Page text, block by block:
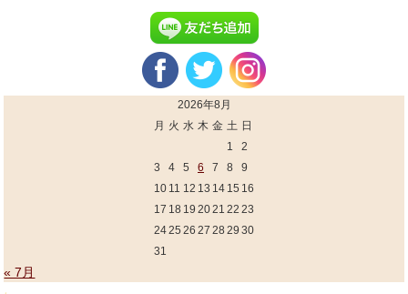
2026年8月
月 火 水 木 金 土 日
1
2
3
4 5 6 7 8
9
10 11 12 13 14 15 16
17 18 19 2021 22 23
2425 26 27 28 29 30
31
« 7月